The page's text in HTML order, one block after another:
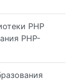
PHP
PHP-